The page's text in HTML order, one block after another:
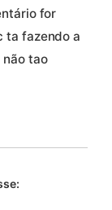
for
ta fazendo a
não tao